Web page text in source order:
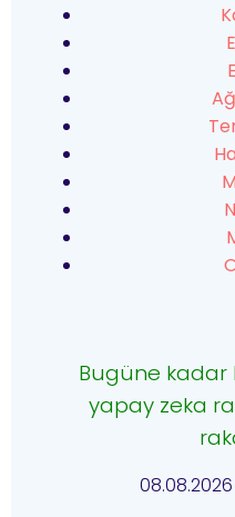
Bugüne kadar
yapay zeka